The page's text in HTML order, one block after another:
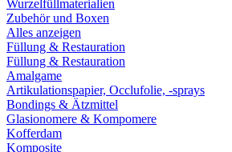
Wurzelfüllmaterialien
Zubehör und Boxen
Alles anzeigen
Füllung & Restauration
Füllung & Restauration
Amalgame
Artikulationspapier, Occlufolie, -sprays
Bondings & Ätzmittel
Glasionomere & Kompomere
Kofferdam
Komposite